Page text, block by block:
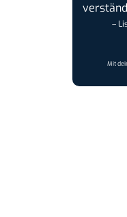
–
Mit